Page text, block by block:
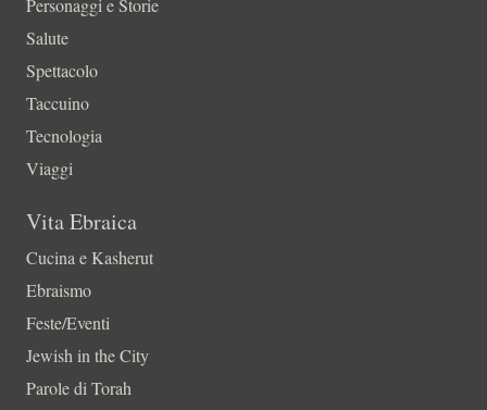
Salute
Spettacolo
Taccuino
Tecnologia
Viaggi
Vita Ebraica
Cucina e Kasherut
Ebraismo
Feste/Eventi
Jewish in the City
Parole di Torah